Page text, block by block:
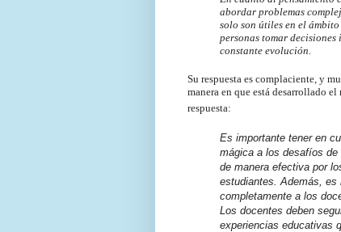
abordar problemas
solo son útiles en el
personas tomar decisiones
constante evolución.
Su respuesta es complaciente, y
manera en que está desarrollado
respuesta:
Es importante tener en
mágica a los desafíos de
de manera efectiva por
estudiantes. Además, es
completamente a los
Los docentes deben
experiencias educativas